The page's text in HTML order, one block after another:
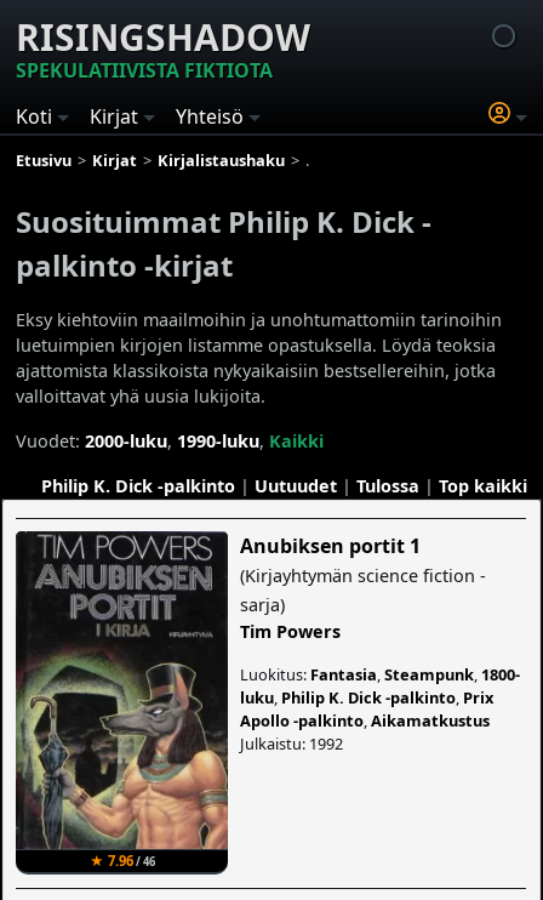
RISINGSHADOW
SPEKULATIIVISTA FIKTIOTA
Koti
Kirjat Yhteisö
Etusivu Kirjat Kirjalistaushaku Suosituimmat Philip K. Dick -
Suosituimmat Philip K. Dick -
palkinto -kirjat
Eksy kiehtoviin maailmoihin ja unohtumattomiin tarinoihin
luetuimpien kirjojen listamme opastuksella. Löydä teoksia
ajattomista klassikoista nykyaikaisiin bestsellereihin, jotka
valloittavat yhä uusia lukijoita.
Vuodet:2000-luku, 1990-luku, Kaikki
Philip K. Dick -palkinto| Uutuudet| Tulossa | Top kaikki
★ 7.96/ 46
Anubiksen portit 1
(Kirjayhtymän science fiction -
sarja)
Tim Powers
Luokitus: Fantasia ,Steampunk 1800-
luku Philip K. Dick -palkinto Prix
Apollo -palkinto ,Aikamatkustus
Julkaistu: 1992